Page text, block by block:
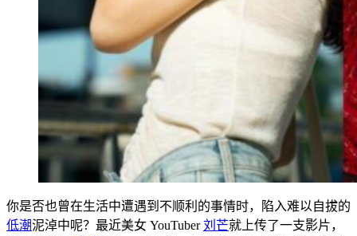
你是否也曾在生活中遭遇到不顺利的事情时，陷入难以自拔的
低潮泥淖中呢？最近美女 YouTuber刘芒就上传了一支影片，